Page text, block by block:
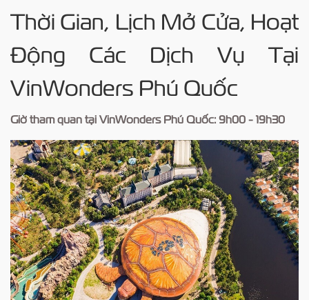
Thời Gian, Lịch Mở Cửa, Hoạt
Động Các Dịch Vụ Tại
VinWonders Phú Quốc
Giờ tham quan tại VinWonders Phú Quốc: 9h00 - 19h30